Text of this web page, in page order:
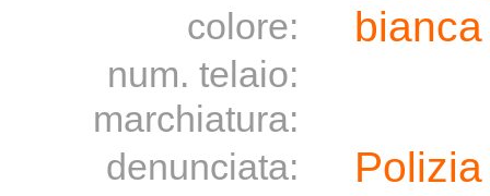
colore:
num. telaio:
marchiatura:
denunciata: